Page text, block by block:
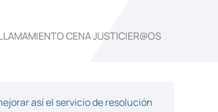
CENA JUSTICIER@OS
así el servicio de resolución